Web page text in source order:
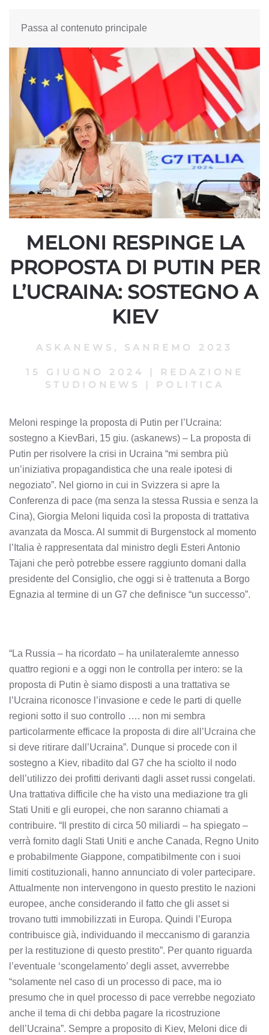
Passa al contenuto principale
MELONI RESPINGE LA
PROPOSTA DI PUTIN PER
L’UCRAINA: SOSTEGNO A
KIEV
ASKANEWS , SANREMO 2023
15 GIUGNO 2024 |
REDAZIONE
STUDIONEWS
| POLITICA
Meloni respinge la proposta di Putin per l’Ucraina:
sostegno a KievBari, 15 giu. (askanews) – La proposta di
Putin per risolvere la crisi in Ucraina “mi sembra più
un’iniziativa propagandistica che una reale ipotesi di
negoziato”. Nel giorno in cui in Svizzera si apre la
Conferenza di pace (ma senza la stessa Russia e senza la
Cina), Giorgia Meloni liquida così la proposta di trattativa
avanzata da Mosca. Al summit di Burgenstock al momento
l’Italia è rappresentata dal ministro degli Esteri Antonio
Tajani che però potrebbe essere raggiunto domani dalla
presidente del Consiglio, che oggi si è trattenuta a Borgo
Egnazia al termine di un G7 che definisce “un successo”.
“La Russia – ha ricordato – ha unilateralemte annesso
quattro regioni e a oggi non le controlla per intero: se la
proposta di Putin è siamo disposti a una trattativa se
l’Ucraina riconosce l’invasione e cede le parti di quelle
regioni sotto il suo controllo …. non mi sembra
particolarmente efficace la proposta di dire all’Ucraina che
si deve ritirare dall’Ucraina”. Dunque si procede con il
sostegno a Kiev, ribadito dal G7 che ha sciolto il nodo
dell’utilizzo dei profitti derivanti dagli asset russi congelati.
Una trattativa difficile che ha visto una mediazione tra gli
Stati Uniti e gli europei, che non saranno chiamati a
contribuire. “Il prestito di circa 50 miliardi – ha spiegato –
verrà fornito dagli Stati Uniti e anche Canada, Regno Unito
e probabilmente Giappone, compatibilmente con i suoi
limiti costituzionali, hanno annunciato di voler partecipare.
Attualmente non intervengono in questo prestito le nazioni
europee, anche considerando il fatto che gli asset si
trovano tutti immobilizzati in Europa. Quindi l’Europa
contribuisce già, individuando il meccanismo di garanzia
per la restituzione di questo prestito”. Per quanto riguarda
l’eventuale ‘scongelamento’ degli asset, avverrebbe
“solamente nel caso di un processo di pace, ma io
presumo che in quel processo di pace verrebbe negoziato
anche il tema di chi debba pagare la ricostruzione
dell’Ucraina”. Sempre a proposito di Kiev, Meloni dice di